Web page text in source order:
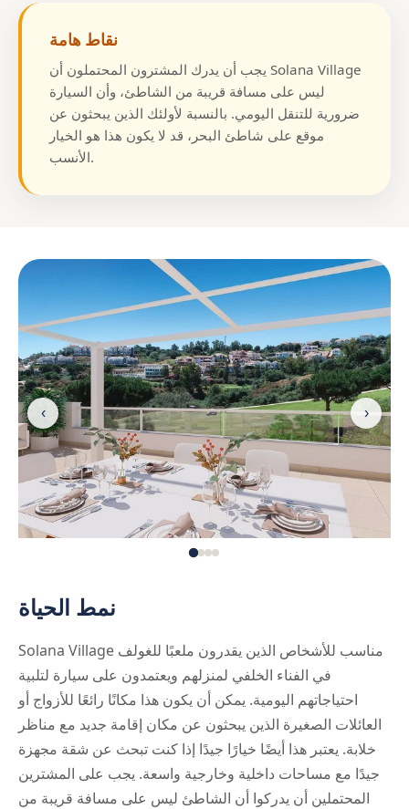
نقاط هامة
يجب أن يدرك المشترون المحتملون أن Solana Village
ليس على مسافة قريبة من الشاطئ، وأن السيارة
ضرورية للتنقل اليومي. بالنسبة لأولئك الذين يبحثون عن
موقع على شاطئ البحر، قد لا يكون هذا هو الخيار
الأنسب.
نمط الحياة
Solana Village مناسب للأشخاص الذين يقدرون ملعبًا للغولف
في الفناء الخلفي لمنزلهم ويعتمدون على سيارة لتلبية
احتياجاتهم اليومية. يمكن أن يكون هذا مكانًا رائعًا للأزواج أو
العائلات الصغيرة الذين يبحثون عن مكان إقامة جديد مع مناظر
خلابة. يعتبر هذا أيضًا خيارًا جيدًا إذا كنت تبحث عن شقة مجهزة
جيدًا مع مساحات داخلية وخارجية واسعة. يجب على المشترين
المحتملين أن يدركوا أن الشاطئ ليس على مسافة قريبة من
‹ ›